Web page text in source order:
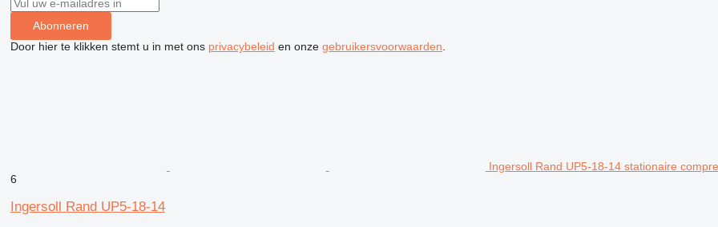
Abonneren
Door hier te klikken stemt u in met ons privacybeleid en onze gebruikersvoorwaarden
Ingersoll Rand UP5-18-14 stationaire
6
Ingersoll Rand UP5-18-14